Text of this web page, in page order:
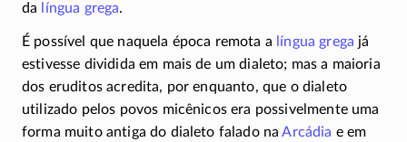
da
língua grega.
É possível que naquela época remota a língua grega já
estivesse dividida em mais de um dialeto; mas a maioria
dos eruditos acredita, por enquanto, que o dialeto
utilizado pelos povos micênicos era possivelmente uma
forma muito antiga do dialeto falado naArcádia e em